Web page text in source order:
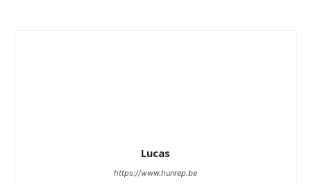
Lucas
https://www.hunrep.be